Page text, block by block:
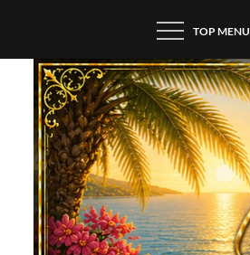
content
TOP MENU